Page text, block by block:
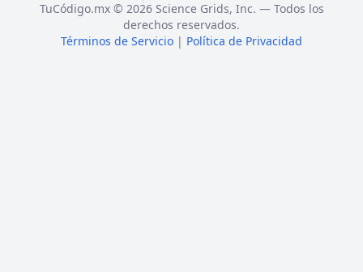
TuCódigo.mx © 2026 Science Grids, Inc. — Todos los
derechos reservados.
Términos de Servicio | Política de Privacidad